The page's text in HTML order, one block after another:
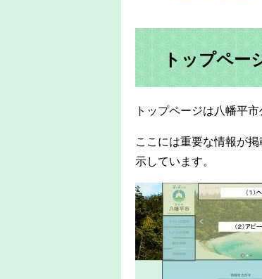
トップペー
トップページは八幡平
ここには重要な情報が
示しています。